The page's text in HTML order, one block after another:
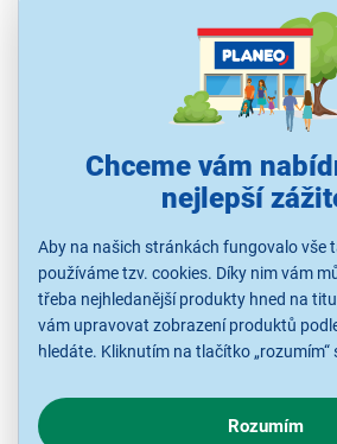
Chceme vám
nejlepší
Aby na našich stránkách fungovalo vše
používáme tzv. cookies. Díky nim vám
třeba nejhledanější produkty hned na
vám upravovat zobrazení produktů
hledáte. Kliknutím na tlačítko „rozumím“
chování na webu pro zobrazení
zajímají detaily, jak u nás s cookies a
Rozumím
Bayby BBP 1121D
Dvojitá 2fázová odsávačka s 3 režimy a 9
mikročipem, paměťovou funkcí a odpočtem.
nabíjení, tichý motor. Ergonomická, bez
Ihned k odeslání
Skladem více než 5 ks.
477 Kč